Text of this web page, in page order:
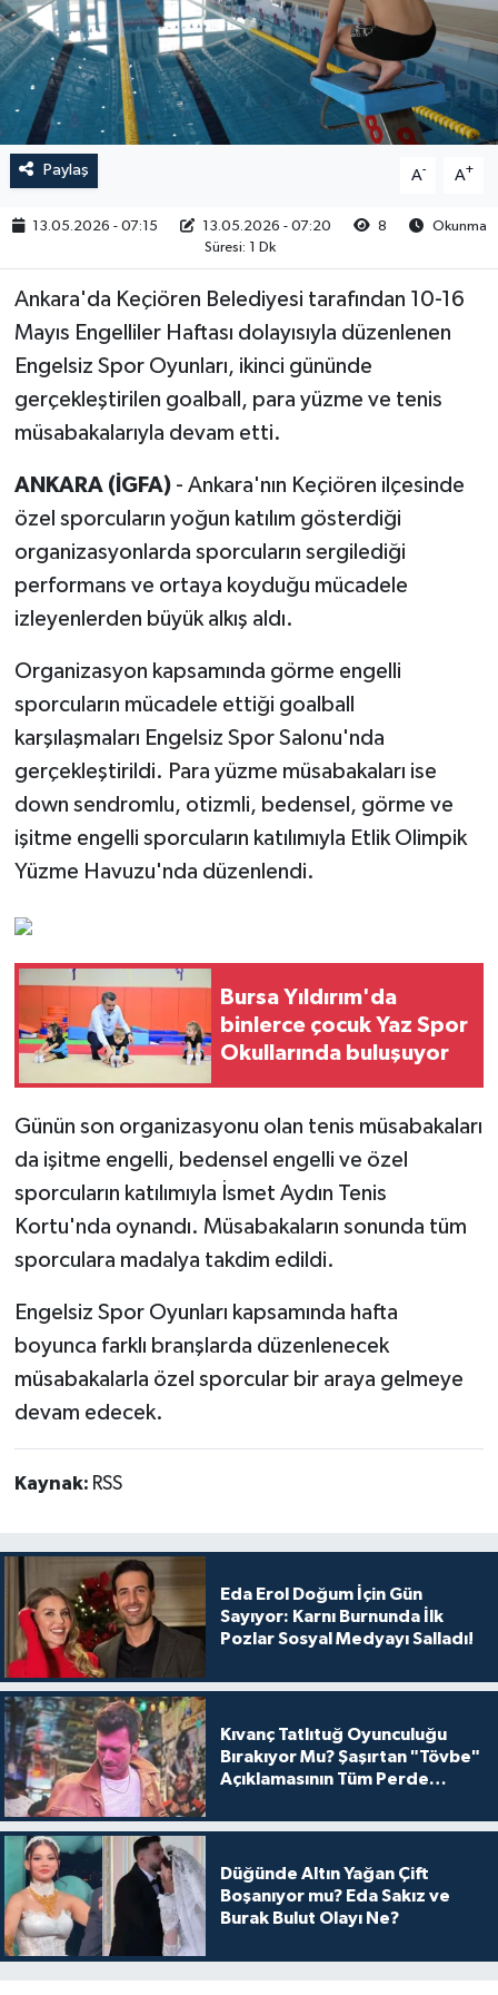
Paylaş A- A+
13.05.2026 - 07:15 13.05.2026 - 07:20 8
Okunma
Süresi: 1 Dk
Ankara'da Keçiören Belediyesi tarafından 10-16
Mayıs Engelliler Haftası dolayısıyla düzenlenen
Engelsiz Spor Oyunları, ikinci gününde
gerçekleştirilen goalball, para yüzme ve tenis
müsabakalarıyla devam etti.
ANKARA (İGFA) - Ankara'nın Keçiören ilçesinde
özel sporcuların yoğun katılım gösterdiği
organizasyonlarda sporcuların sergilediği
performans ve ortaya koyduğu mücadele
izleyenlerden büyük alkış aldı.
Organizasyon kapsamında görme engelli
sporcuların mücadele ettiği goalball
karşılaşmaları Engelsiz Spor Salonu'nda
gerçekleştirildi. Para yüzme müsabakaları ise
down sendromlu, otizmli, bedensel, görme ve
işitme engelli sporcuların katılımıyla Etlik Olimpik
Yüzme Havuzu'nda düzenlendi.
Bursa Yıldırım'da
binlerce çocuk Yaz Spor
Okullarında buluşuyor
Günün son organizasyonu olan tenis müsabakaları
da işitme engelli, bedensel engelli ve özel
sporcuların katılımıyla İsmet Aydın Tenis
Kortu'nda oynandı. Müsabakaların sonunda tüm
sporculara madalya takdim edildi.
Engelsiz Spor Oyunları kapsamında hafta
boyunca farklı branşlarda düzenlenecek
müsabakalarla özel sporcular bir araya gelmeye
devam edecek.
Kaynak: RSS
Eda Erol Doğum İçin Gün
Sayıyor: Karnı Burnunda İlk
Pozlar Sosyal Medyayı Salladı!
Kıvanç Tatlıtuğ Oyunculuğu
Bırakıyor Mu? Şaşırtan "Tövbe"
Açıklamasının Tüm Perde
Düğünde Altın Yağan Çift
Boşanıyor mu? Eda Sakız ve
Burak Bulut Olayı Ne?
RESMİ İLAN